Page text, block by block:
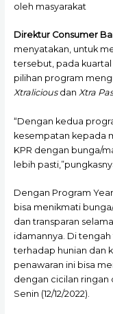
oleh masyarakat
Direktur Consumer
menyatakan, untuk
tersebut, pada
pilihan program
Xtraliciousdan Xtra
“Dengan kedua
kesempatan kepada
KPR dengan bunga/
lebih
Dengan Program
bisa menikmati
dan transparan
idamannya. Di
terhadap hunian dan
penawaran ini bisa
dengan cicilan ringan
Senin (12/12/2022).